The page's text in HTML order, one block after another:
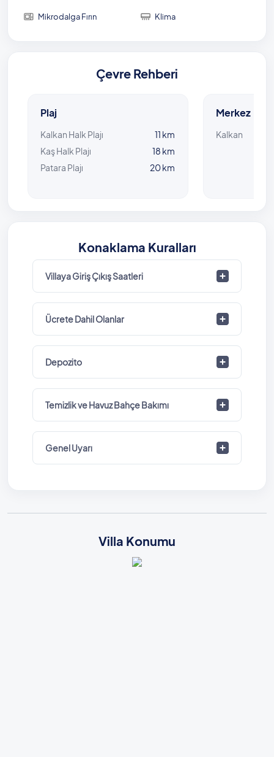
Mikrodalga Fırın Klima
Çevre Rehberi
Plaj
Kalkan Halk Plajı
11 km
Kaş Halk Plajı
18 km
Patara Plajı
20 km
Merkez
Kalkan
Konaklama Kuralları
Villaya Giriş Çıkış Saatleri
Ücrete Dahil Olanlar
Depozito
Temizlik ve Havuz Bahçe Bakımı
Genel Uyarı
Villa Konumu